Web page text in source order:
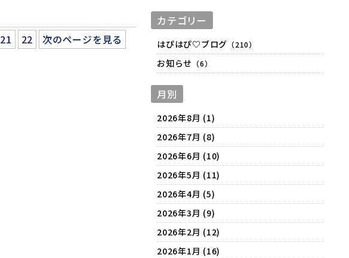
21 22 次のページを見る
カテゴリー
はぴはぴ♡ブログ （210）
お知らせ （6）
月別
2026年8月 (1)
2026年7月 (8)
2026年6月 (10)
2026年5月 (11)
2026年4月 (5)
2026年3月 (9)
2026年2月 (12)
2026年1月 (16)